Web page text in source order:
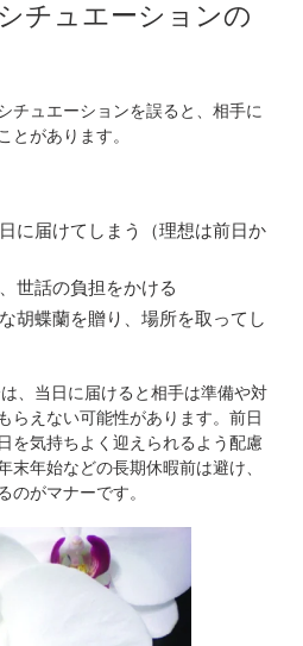
チュエーションの
チュエーションを誤ると、相手に
とがあります。
に届けてしまう（理想は前日か
世話の負担をかける
胡蝶蘭を贈り、場所を取ってし
、当日に届けると相手は準備や対
らえない可能性があります。前日
を気持ちよく迎えられるよう配慮
末年始などの長期休暇前は避け、
のがマナーです。